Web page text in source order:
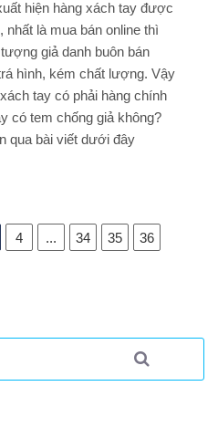
hiện hàng xách tay được
là mua bán online thì
giả danh buôn bán
hình, kém chất lượng. Vậy
tay có phải hàng chính
có tem chống giả không?
qua bài viết dưới đây
4 ... 34 35
36